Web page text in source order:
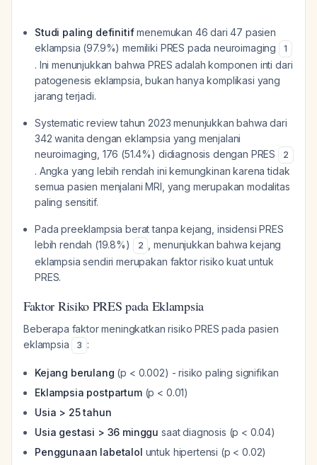
Studi paling definitifmenemukan 46 dari 47 pasien
eklampsia (97.9%) memiliki PRES pada neuroimaging
1
. Ini menunjukkan bahwa PRES adalah komponen inti dari
patogenesis eklampsia, bukan hanya komplikasi yang
jarang terjadi.
Systematic review tahun 2023 menunjukkan bahwa dari
342 wanita dengan eklampsia yang menjalani
neuroimaging, 176 (51.4%) didiagnosis dengan PRES
2
. Angka yang lebih rendah ini kemungkinan karena tidak
semua pasien menjalani MRI, yang merupakan modalitas
paling sensitif.
Pada preeklampsia berat tanpa kejang, insidensi PRES
lebih rendah (19.8%)
2
, menunjukkan bahwa kejang
eklampsia sendiri merupakan faktor risiko kuat untuk
PRES.
Faktor Risiko PRES pada Eklampsia
Beberapa faktor meningkatkan risiko PRES pada pasien
eklampsia
3 :
Kejang berulang (p < 0.002) - risiko paling signifikan
Eklampsia postpartum(p < 0.01)
Usia > 25 tahun
Usia gestasi > 36 minggu saat diagnosis (p < 0.04)
Penggunaan labetalol untuk hipertensi (p < 0.02)